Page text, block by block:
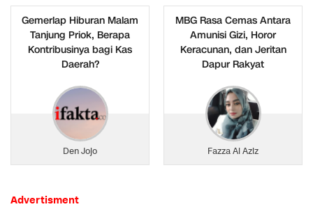
Gemerlap Hiburan Malam
Tanjung Priok, Berapa
Kontribusinya bagi Kas
Daerah?
Den Jojo
MBG Rasa Cemas Antara
Amunisi Gizi, Horor
Keracunan, dan Jeritan
Dapur Rakyat
Fazza Al Aziz
Advertisment